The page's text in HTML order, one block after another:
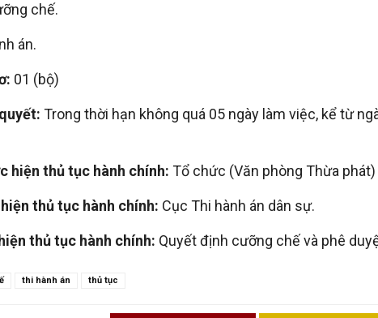
chế.
án.
01 (bộ)
Trong thời hạn không quá 05 ngày làm việc, kể từ
hiện thủ tục hành chính: Tổ chức (Văn phòng Thừa phát)
thủ tục hành chính: Cục Thi hành án dân sự.
thủ tục hành chính: Quyết định cưỡng chế và phê
thi hành án thủ tục